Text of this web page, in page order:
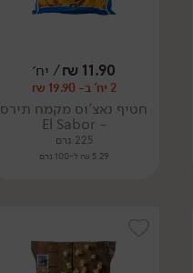
11.90
₪/ יח׳
2 יח' ב- 19.90 ₪
חטיף נאצ'וס מקמח תירס
- El Sabor
225 גרם
5.29 ₪ ל-100 גרם